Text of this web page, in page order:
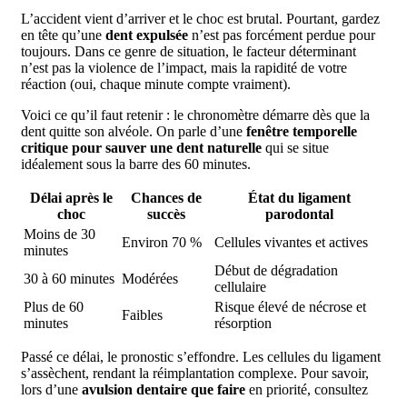
L’accident vient d’arriver et le choc est brutal. Pourtant, gardez
en tête qu’une dent expulsée n’est pas forcément perdue pour
toujours. Dans ce genre de situation, le facteur déterminant
n’est pas la violence de l’impact, mais la rapidité de votre
réaction (oui, chaque minute compte vraiment).
Voici ce qu’il faut retenir : le chronomètre démarre dès que la
dent quitte son alvéole. On parle d’une fenêtre temporelle
critique pour sauver une dent naturelle qui se situe
idéalement sous la barre des 60 minutes.
Délai après le
choc
Chances de
succès
État du ligament
parodontal
Moins de 30
minutes
Environ 70 % Cellules vivantes et actives
30 à 60 minutes Modérées
Début de dégradation
cellulaire
Plus de 60
minutes
Faibles
Risque élevé de nécrose et
résorption
Passé ce délai, le pronostic s’effondre. Les cellules du ligament
s’assèchent, rendant la réimplantation complexe. Pour savoir,
lors d’une avulsion dentaire que faire en priorité, consultez